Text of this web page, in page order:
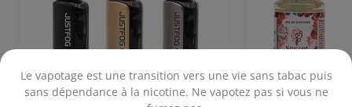
Le vapotage est une transition vers une vie sans tabac puis
sans dépendance à la nicotine. Ne vapotez pas si vous ne